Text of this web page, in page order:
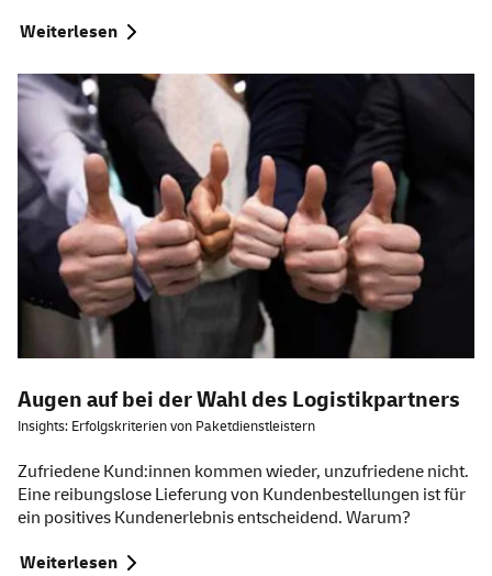
Weiterlesen
Augen auf bei der Wahl des Logistikpartners
Insights: Erfolgskriterien von Paketdienstleistern
Zufriedene Kund:innen kommen wieder, unzufriedene nicht.
Eine reibungslose Lieferung von Kundenbestellungen ist für
ein positives Kundenerlebnis entscheidend. Warum?
Weiterlesen